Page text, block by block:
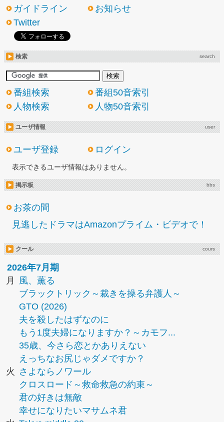
ガイドライン
お知らせ
Twitter
検索 search
番組検索
番組50音索引
人物検索
人物50音索引
ユーザ情報 user
ユーザ登録 ログイン
表示できるユーザ情報はありません。
掲示板 bbs
お茶の間
見逃したドラマはAmazonプライム・ビデオで！
クール cours
2026年7月期
月
風、薫る
ブラックトリック～裁きを操る弁護人～
GTO (2026)
夫を殺したはずなのに
もう1度夫婦になりますか？～カモフ...
35歳、今さら恋とかありえない
えっちなお尻じゃダメですか？
火
さよならノワール
クロスロード～救命救急の約束～
君の好きは無敵
幸せになりたいマサムネ君